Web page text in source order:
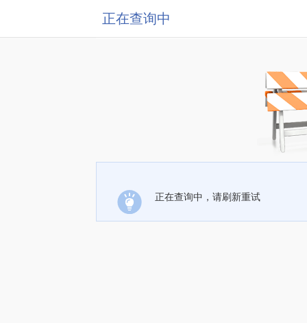
正在查询中
正在查询中，请刷新重试